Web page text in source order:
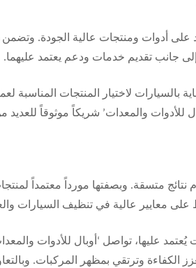
على أدوات ومنتجات عالية الجودة. وتضمن
بالسيارات لاختيار المنتجات المناسبة
للأدوات والمعدات’ شريكاً موثوقاً
نتائج متسقة. وبصفتها مورداً معتمداً
معايير عالية في تنظيف السيارات
عليها، تواصل ‘أوبال للأدوات